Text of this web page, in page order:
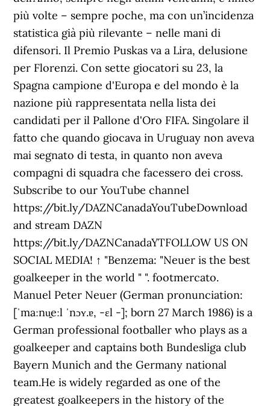
più volte – sempre poche, ma con un’incidenza
statistica già più rilevante – nelle mani di
difensori. Il Premio Puskas va a Lira, delusione
per Florenzi. Con sette giocatori su 23, la
Spagna campione d'Europa e del mondo è la
nazione più rappresentata nella lista dei
candidati per il Pallone d'Oro FIFA. Singolare il
fatto che quando giocava in Uruguay non aveva
mai segnato di testa, in quanto non aveva
compagni di squadra che facessero dei cross.
Subscribe to our YouTube channel
https://bit.ly/DAZNCanadaYouTubeDownload
and stream DAZN
https://bit.ly/DAZNCanadaYTFOLLOW US ON
SOCIAL MEDIA! ↑ "Benzema: "Neuer is the best
goalkeeper in the world " ". footmercato.
Manuel Peter Neuer (German pronunciation:
[ˈmaːnu̯eːl ˈnɔʏ.ɐ, -ɛl -]; born 27 March 1986) is a
German professional footballer who plays as a
goalkeeper and captains both Bundesliga club
Bayern Munich and the Germany national
team.He is widely regarded as one of the
greatest goalkeepers in the history of the